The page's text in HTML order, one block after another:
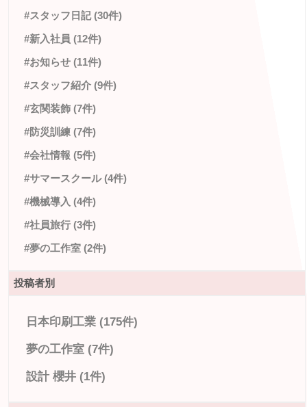
#スタッフ日記 (30件)
#新入社員 (12件)
#お知らせ (11件)
#スタッフ紹介 (9件)
#玄関装飾 (7件)
#防災訓練 (7件)
#会社情報 (5件)
#サマースクール (4件)
#機械導入 (4件)
#社員旅行 (3件)
#夢の工作室 (2件)
投稿者別
日本印刷工業 (175件)
夢の工作室 (7件)
設計 櫻井 (1件)